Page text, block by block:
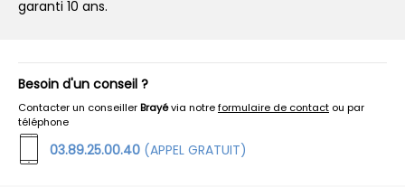
garanti 10 ans.
Besoin d'un conseil ?
Contacter un conseillerBrayévia notreformulaire de contact ou par
téléphone
03.89.25.00.40 (APPEL GRATUIT)